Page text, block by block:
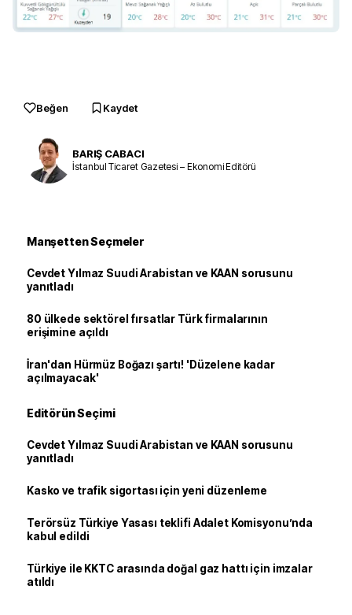
Beğen Kaydet
BARIŞ CABACI
İstanbul Ticaret Gazetesi – Ekonomi Editörü
Manşetten Seçmeler
Cevdet Yılmaz Suudi Arabistan ve KAAN sorusunu
yanıtladı
80 ülkede sektörel fırsatlar Türk firmalarının
erişimine açıldı
İran'dan Hürmüz Boğazı şartı! 'Düzelene kadar
açılmayacak'
Editörün Seçimi
Cevdet Yılmaz Suudi Arabistan ve KAAN sorusunu
yanıtladı
Kasko ve trafik sigortası için yeni düzenleme
Terörsüz Türkiye Yasası teklifi Adalet Komisyonu’nda
kabul edildi
Türkiye ile KKTC arasında doğal gaz hattı için imzalar
atıldı